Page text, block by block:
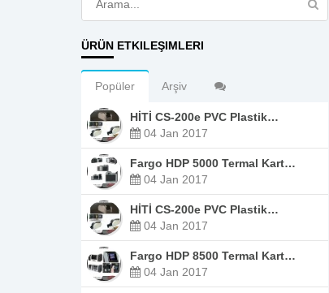
ÜRÜN ETKILEŞIMLERI
Popüler Arşiv
HİTİ CS-200e PVC Plastik…
04 Jan 2017
Fargo HDP 5000 Termal Kart…
04 Jan 2017
HİTİ CS-200e PVC Plastik…
04 Jan 2017
Fargo HDP 8500 Termal Kart…
04 Jan 2017